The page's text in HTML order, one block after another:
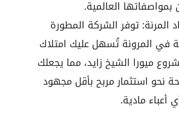
بمواصفاتها العالمية.
المرنة:توفر الشركة المطورة
في المرونة تُسهل عليك امتلاك
ميورا الشيخ زايد، مما يجعلك
نحو استثمار مربح بأقل مجهود
أعباء مادية.